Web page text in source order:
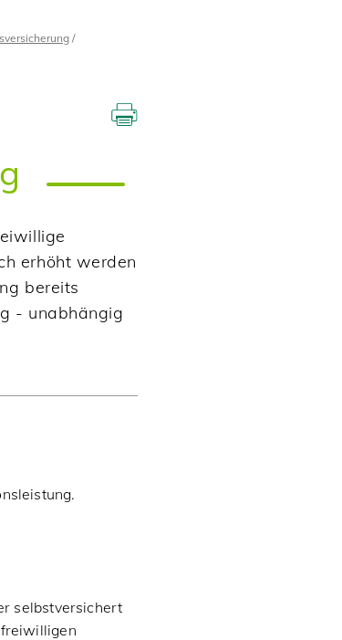
erhöht werden
bereits
- unabhängig
selbstversichert
freiwilligen